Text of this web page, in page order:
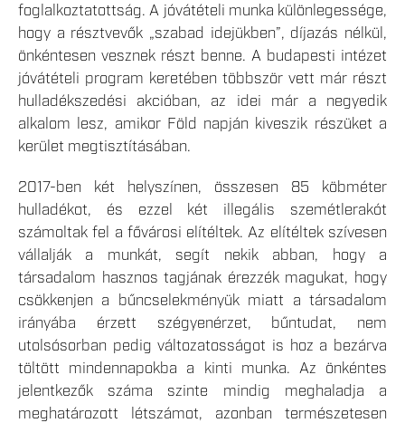
foglalkoztatottság. A jóvátételi munka különlegessége,
hogy a résztvevők „szabad idejükben”, díjazás nélkül,
önkéntesen vesznek részt benne. A budapesti intézet
jóvátételi program keretében többször vett már részt
hulladékszedési akcióban, az idei már a negyedik
alkalom lesz, amikor Föld napján kiveszik részüket a
kerület megtisztításában.
2017-ben két helyszínen, összesen 85 köbméter
hulladékot, és ezzel két illegális szemétlerakót
számoltak fel a fővárosi elítéltek. Az elítéltek szívesen
vállalják a munkát, segít nekik abban, hogy a
társadalom hasznos tagjának érezzék magukat, hogy
csökkenjen a bűncselekményük miatt a társadalom
irányába érzett szégyenérzet, bűntudat, nem
utolsósorban pedig változatosságot is hoz a bezárva
töltött mindennapokba a kinti munka. Az önkéntes
jelentkezők száma szinte mindig meghaladja a
meghatározott létszámot, azonban természetesen